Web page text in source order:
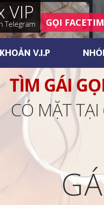
VIP
Telegram GỌI
V.I.P
TÌM GÁI
CÓ MẶT